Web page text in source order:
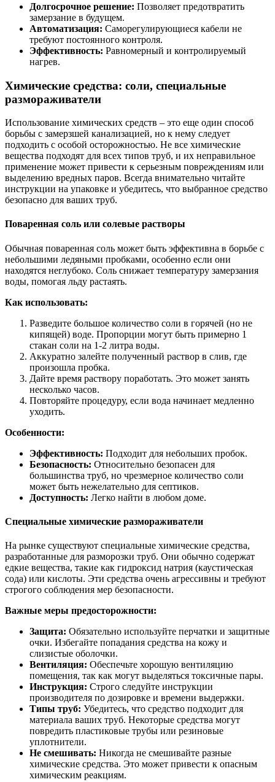
Долгосрочное решение: Позволяет предотвратить
замерзание в будущем.
Автоматизация: Саморегулирующиеся кабели не
требуют постоянного контроля.
Эффективность: Равномерный и контролируемый
нагрев.
Химические средства: соли, специальные
размораживатели
Использование химических средств – это еще один способ
борьбы с замерзшей канализацией, но к нему следует
подходить с особой осторожностью. Не все химические
вещества подходят для всех типов труб, и их неправильное
применение может привести к серьезным повреждениям или
выделению вредных паров. Всегда внимательно читайте
инструкции на упаковке и убедитесь, что выбранное средство
безопасно для ваших труб.
Поваренная соль или солевые растворы
Обычная поваренная соль может быть эффективна в борьбе с
небольшими ледяными пробками, особенно если они
находятся неглубоко. Соль снижает температуру замерзания
воды, помогая льду растаять.
Как использовать:
Разведите большое количество соли в горячей (но не
кипящей) воде. Пропорции могут быть примерно 1
стакан соли на 1-2 литра воды.
Аккуратно залейте полученный раствор в слив, где
произошла пробка.
Дайте время раствору поработать. Это может занять
несколько часов.
Повторяйте процедуру, если вода начинает медленно
уходить.
Особенности:
Эффективность: Подходит для небольших пробок.
Безопасность: Относительно безопасен для
большинства труб, но чрезмерное количество соли
может быть нежелательно для септиков.
Доступность: Легко найти в любом доме.
Специальные химические размораживатели
На рынке существуют специальные химические средства,
разработанные для разморозки труб. Они обычно содержат
едкие вещества, такие как гидроксид натрия (каустическая
сода) или кислоты. Эти средства очень агрессивны и требуют
строгого соблюдения мер безопасности.
Важные меры предосторожности:
Защита: Обязательно используйте перчатки и защитные
очки. Избегайте попадания средства на кожу и
слизистые оболочки.
Вентиляция: Обеспечьте хорошую вентиляцию
помещения, так как могут выделяться токсичные пары.
Инструкция: Строго следуйте инструкции
производителя по дозировке и времени выдержки.
Типы труб: Убедитесь, что средство подходит для
материала ваших труб. Некоторые средства могут
повредить пластиковые трубы или резиновые
уплотнители.
Не смешивать: Никогда не смешивайте разные
химические средства. Это может привести к опасным
химическим реакциям.